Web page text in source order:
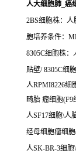
人大细胞肺_癌
2BS细胞株：
胞培养条件：
8305C细胞株：
贴壁/ 8305C细
人RPMI8226细
畸胎 瘤细胞(F9
人SF17细胞\人
经母细胞瘤细
人SK-BR-3细